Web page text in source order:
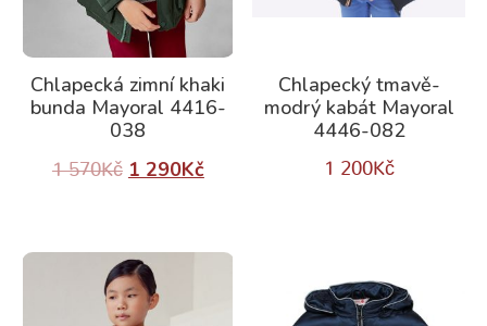
Chlapecká zimní khaki
bunda Mayoral 4416-
038
1 570Kč 1 290Kč
Chlapecký tmavě-
modrý kabát Mayoral
4446-082
1 200Kč